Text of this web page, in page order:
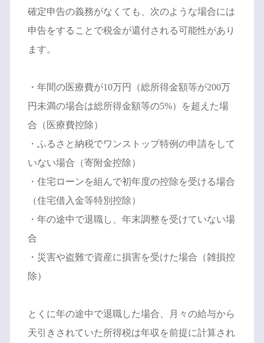
確定申告の義務がなくても、次のような場合には
申告をすることで税金が還付される可能性があり
ます。
・年間の医療費が10万円（総所得金額等が200万
円未満の場合は総所得金額等の5%）を超えた場
合（医療費控除）
・ふるさと納税でワンストップ特例の申請をして
いない場合（寄附金控除）
・住宅ローンを組んで初年度の控除を受ける場合
（住宅借入金等特別控除）
・年の途中で退職し、年末調整を受けていない場
合
・災害や盗難で資産に損害を受けた場合（雑損控
除）
とくに年の途中で退職した場合、月々の給与から
天引きされていた所得税は年収を前提に計算され